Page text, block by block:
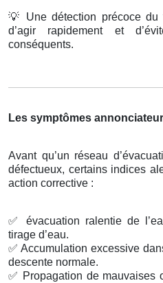
💡
Une détection précoce du
d’agir rapidement et
conséquents.
Les symptômes
Avant qu’un réseau
défectueux, certains indices
action corrective :
✅
évacuation ralentie de
tirage d’eau.
✅ Accumulation excessive
descente normale.
✅ Propagation de mauvaises